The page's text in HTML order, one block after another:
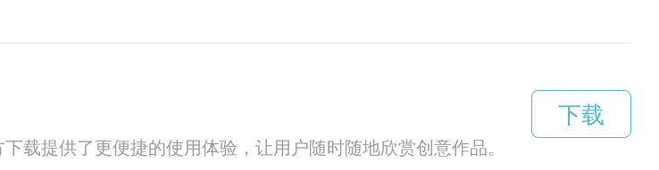
载提供了更便捷的使用体验，让用户随时随地欣赏创意作品。
下载